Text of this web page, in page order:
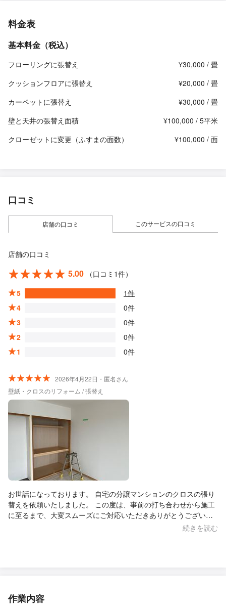
料金表
基本料金（税込）
フローリングに張替え
¥30,000 / 畳
クッションフロアに張替え
¥20,000 / 畳
カーペットに張替え
¥30,000 / 畳
壁と天井の張替え面積
¥100,000 / 5平米
クローゼットに変更（ふすまの面数）
¥100,000 / 面
口コミ
店舗の口コミ このサービスの口コミ
店舗の口コミ
5.00
（口コミ1件）
5
1件
4
0件
3
0件
2
0件
1
0件
2026年4月22日・匿名さん
壁紙・クロスのリフォーム / 張替え
お世話になっております。 自宅の分譲マンションのクロスの張り
替えを依頼いたしました。 この度は、事前の打ち合わせから施工
に至るまで、大変スムーズにご対応いただきありがとうございま
した。 仕上がりにも非常に満足しており、安心してお任せするこ
続きを読む
作業内容